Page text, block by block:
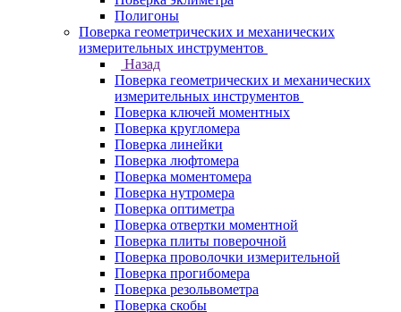
Полигоны
Поверка геометрических и механических
измерительных инструментов
Назад
Поверка геометрических и механических
измерительных инструментов
Поверка ключей моментных
Поверка кругломера
Поверка линейки
Поверка люфтомера
Поверка моментомера
Поверка нутромера
Поверка оптиметра
Поверка отвертки моментной
Поверка плиты поверочной
Поверка проволочки измерительной
Поверка прогибомера
Поверка резольвометра
Поверка скобы